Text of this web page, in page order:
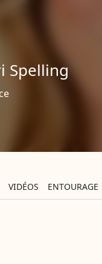
Spelling
VIDÉOS ENTOURAGE